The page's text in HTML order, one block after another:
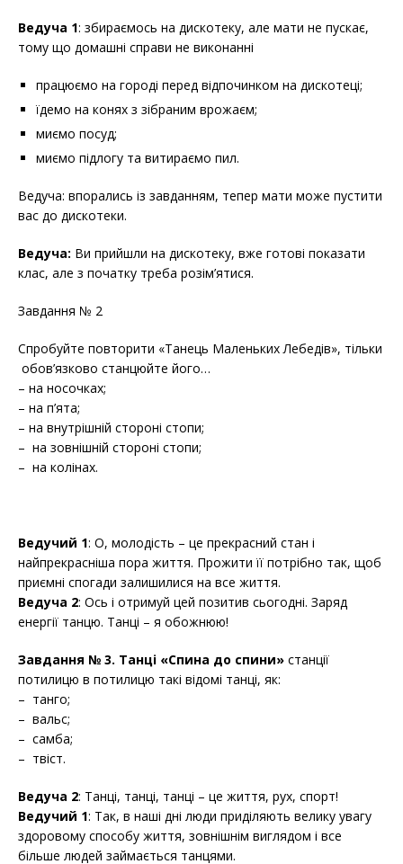
Ведуча 1: збираємось на дискотеку, але мати не пускає,
тому що домашні справи не виконанні
працюємо на городі перед відпочинком на дискотеці;
їдемо на конях з зібраним врожаєм;
миємо посуд;
миємо підлогу та витираємо пил.
Ведуча: впорались із завданням, тепер мати може пустити
вас до дискотеки.
Ведуча: Ви прийшли на дискотеку, вже готові показати
клас, але з початку треба розім’ятися.
Завдання № 2
Спробуйте повторити «Танець Маленьких Лебедів», тільки
обов’язково станцюйте його…
– на носочках;
– на п’ята;
– на внутрішній стороні стопи;
– на зовнішній стороні стопи;
– на колінах.
Ведучий 1: О, молодість – це прекрасний стан і
найпрекрасніша пора життя. Прожити її потрібно так, щоб
приємні спогади залишилися на все життя.
Ведуча 2: Ось і отримуй цей позитив сьогодні. Заряд
енергії танцю. Танці – я обожнюю!
Завдання № 3. Танці «Спина до спини» станції
потилицю в потилицю такі відомі танці, як:
– танго;
– вальс;
– самба;
– твіст.
Ведуча 2: Танці, танці, танці – це життя, рух, спорт!
Ведучий 1: Так, в наші дні люди приділяють велику увагу
здоровому способу життя, зовнішнім виглядом і все
більше людей займається танцями.